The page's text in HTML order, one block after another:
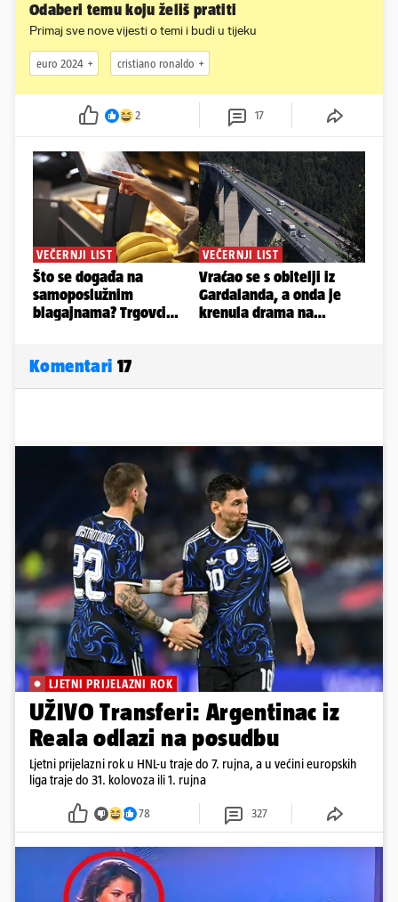
Odaberi temu koju želiš pratiti
Primaj sve nove vijesti o temi i budi u tijeku
euro 2024 cristiano ronaldo
2 17
Komentari 17
LJETNI PRIJELAZNI ROK
UŽIVO Transferi: Argentinac iz
Reala odlazi na posudbu
Ljetni prijelazni rok u HNL-u traje do 7. rujna, a u većini europskih
liga traje do 31. kolovoza ili 1. rujna
78 327